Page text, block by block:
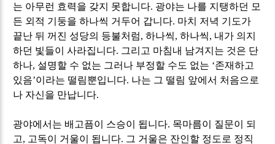
는 아무런 효력을 갖지 못합니다. 광야는 나를 지탱하던 모
든 외적 기둥을 하나씩 거두어 갑니다. 마치 저녁 기도가
끝난 뒤 꺼진 성당의 등불처럼,하나씩,하나씩, 내가 의지
하던 빛들이 사라집니다. 그리고 마침내 남겨지는 것은 단
하나, 설명할 수 없는 그러나 부정할 수도 없는 ‘존재하고
있음’이라는 떨림뿐입니다. 나는 그 떨림 앞에서 처음으로
나 자신을 만납니다.
광야에서는 배고픔이 스승이 됩니다. 목마름이 질문이 되
고, 고독이 거울이 됩니다. 그 거울은 잔인할 정도로 정직